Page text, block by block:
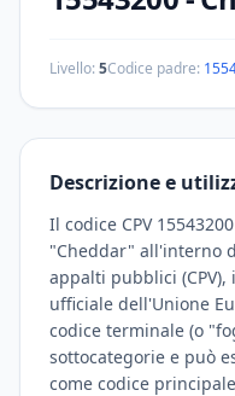
Livello:5Codice padre:
Descrizione e
Il codice CPV
"Cheddar" all'interno
appalti pubblici
ufficiale dell'Unione
codice terminale (o
sottocategorie e può
come codice